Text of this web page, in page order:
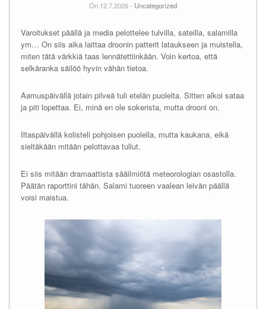
On 12.7.2026 - Uncategorized
Varoitukset päällä ja media pelottelee tulvilla, sateilla, salamilla
ym… On siis aika laittaa droonin patterit lataukseen ja muistella,
miten tätä värkkiä taas lennätettiinkään. Voin kertoa, että
selkäranka säilöö hyvin vähän tietoa.
Aamuspäivällä jotain pilveä tuli etelän puolelta. Sitten alkoi sataa
ja piti lopettaa. Ei, minä en ole sokerista, mutta drooni on.
Iltaspäivällä kolisteli pohjoisen puolella, mutta kaukana, eikä
sieltäkään mitään pelottavaa tullut.
Ei siis mitään dramaattista sääilmiötä meteorologian osastolla.
Päätän raporttini tähän. Salami tuoreen vaalean leivän päällä
voisi maistua.